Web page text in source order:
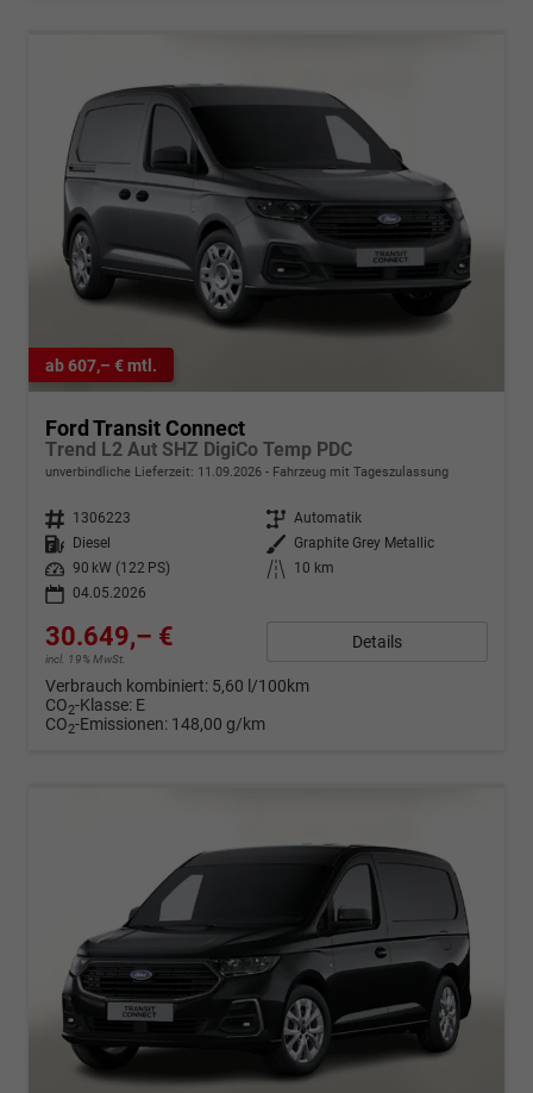
ab 607,– € mtl.
Ford Transit Connect
Trend L2 Aut SHZ DigiCo Temp PDC
unverbindliche Lieferzeit: 11.09.2026 Fahrzeug mit Tageszulassung
Fahrzeugnr. 1306223 Getriebe Automatik
Kraftstoff
Diesel Außenfarbe
Graphite Grey Metallic
Leistung
90 kW (122 PS) Kilometerstand
10 km
04.05.2026
30.649,– €
incl. 19% MwSt.
Details
Verbrauch kombiniert: 5,60 l/100km
CO2-Klasse: E
CO2-Emissionen: 148,00 g/km